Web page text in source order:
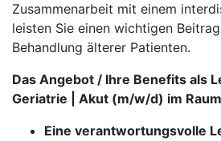
Zusammenarbeit mit einem
leisten Sie einen wichtigen
Behandlung älterer Patienten.
Das Angebot / Ihre Benefits als
Geriatrie | Akut (m/w/d) im
Eine verantwortungsvolle